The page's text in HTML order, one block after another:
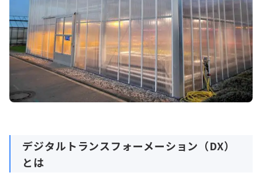
デジタルトランスフォーメーション（DX）
とは